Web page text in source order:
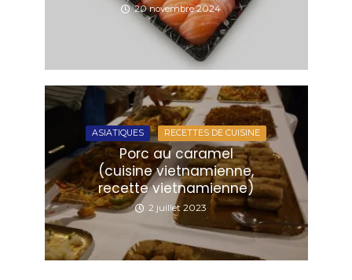
20 novembre 2024
ASIATIQUES RECETTES DE CUISINE
Porc au caramel
(cuisine vietnamienne,
recette vietnamienne)
2 juillet 2023